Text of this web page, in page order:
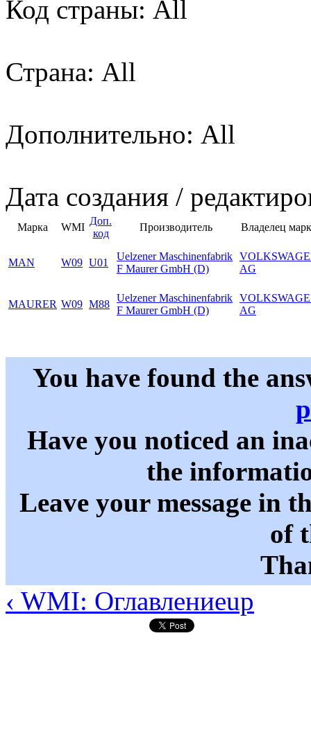
Код страны: All
Страна: All
Дополнительно: All
Дата создания /
Марка WMI
Доп.
код
Производитель Владелец
MAN W09 U01
Uelzener Maschinenfabrik
F Maurer GmbH (D)
AG
MAURER W09 M88
Uelzener Maschinenfabrik
F Maurer GmbH (D)
AG
You have found the
Have you noticed an
the
Leave your message in
of
‹ WMI: Оглавлениеup